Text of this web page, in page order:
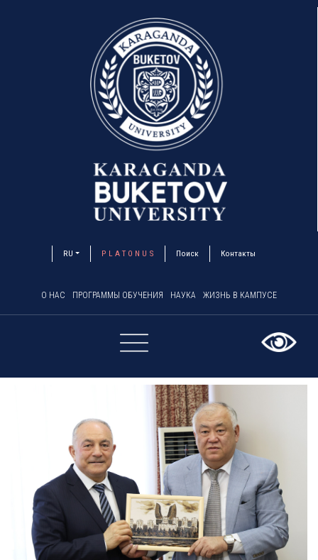
RU P L A T O N U S Поиск Контакты
О НАС ПРОГРАММЫ ОБУЧЕНИЯ НАУКА ЖИЗНЬ В КАМПУСЕ
×